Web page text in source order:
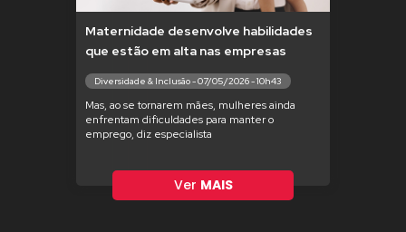
Maternidade desenvolve habilidades
que estão em alta nas empresas
Diversidade & Inclusão - 07/05/2026 - 10h43
Mas, ao se tornarem mães, mulheres ainda
enfrentam dificuldades para manter o
emprego, diz especialista
Ver MAIS